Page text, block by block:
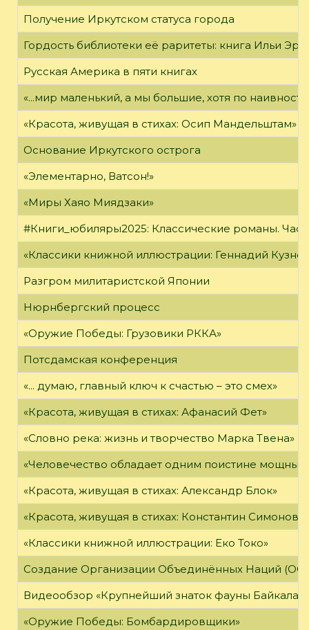
Получение Иркутском статуса города
Гордость библиотеки её раритеты: книга Ильи
Русская Америка в пяти книгах
«...мир маленький, а мы большие, хотя по
«Красота, живущая в стихах: Осип Мандельштам»
Основание Иркутского острога
«Элементарно, Ватсон!»
«Миры Хаяо Миядзаки»
#Книги_юбиляры2025: Классические романы.
«Классики книжной иллюстрации: Геннадий
Разгром милитаристской Японии
Нюрнбергский процесс
«Оружие Победы: Грузовики РККА»
Потсдамская конференция
«... думаю, главный ключ к счастью – это смех»
«Красота, живущая в стихах: Афанасий Фет»
«Словно река: жизнь и творчество Марка Твена»
«Человечество обладает одним поистине
«Красота, живущая в стихах: Александр Блок»
«Красота, живущая в стихах: Константин Симонов»
«Классики книжной иллюстрации: Еко Токо»
Создание Организации Объединённых Наций
Видеообзор «Крупнейший знаток фауны Байкала»
«Оружие Победы: Бомбардировщики»